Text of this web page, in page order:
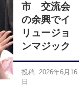
市 交流会
の余興でイ
リュージョ
ンマジック
投稿: 2026年6月16
日